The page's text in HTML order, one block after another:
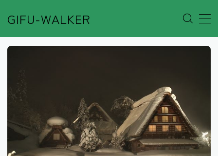
GIFU-WALKER
MENU
Café&Rest.
Event
Go out